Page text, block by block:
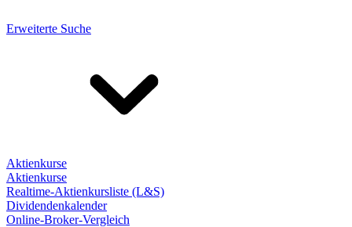
Erweiterte Suche
Aktienkurse
Aktienkurse
Realtime-Aktienkursliste (L&S)
Dividendenkalender
Online-Broker-Vergleich